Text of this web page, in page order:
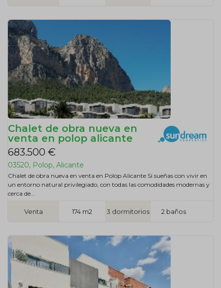
Chalet de obra nueva en
venta en polop alicante
683.500 €
03520, Polop, Alicante
Chalet de obra nueva en venta en Polop Alicante Si sueñas con vivir en
un entorno natural privilegiado, con todas las comodidades modernas y
cerca de...
Venta 174 m2 3 dormitorios 2 baños